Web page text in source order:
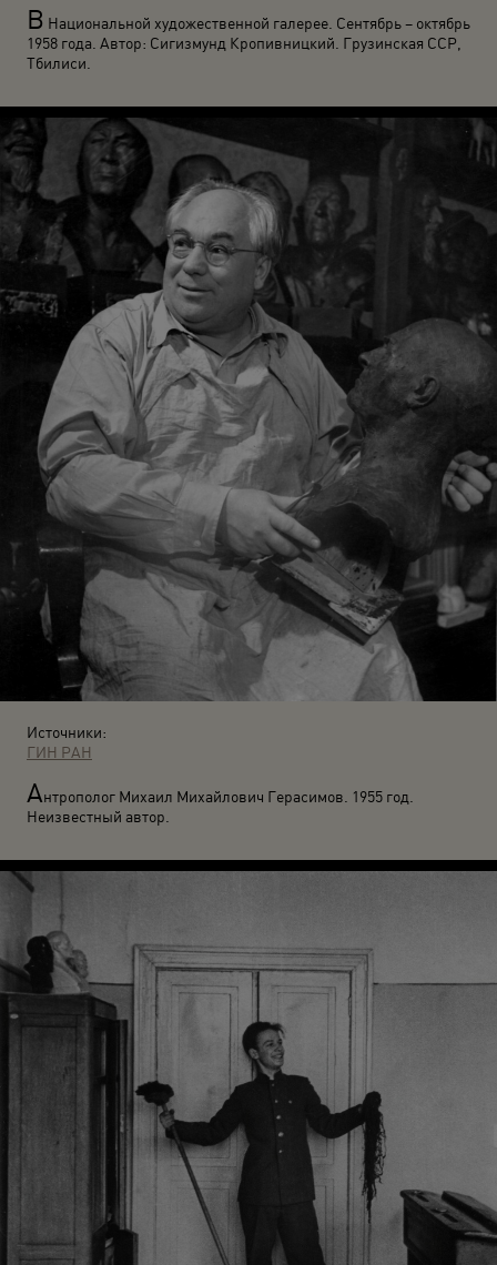
В Национальной художественной галерее. Сентябрь – октябрь
1958 года. Автор: Сигизмунд Кропивницкий. Грузинская ССР,
Тбилиси.
Источники:
ГИН РАН
Антрополог Михаил Михайлович Герасимов. 1955 год.
Неизвестный автор.